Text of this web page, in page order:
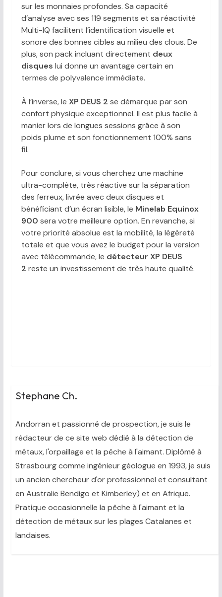
sur les monnaies profondes. Sa capacité
d’analyse avec ses 119 segments et sa réactivité
Multi-IQ facilitent l’identification visuelle et
sonore des bonnes cibles au milieu des clous. De
plus, son pack incluant directement deux
disques lui donne un avantage certain en
termes de polyvalence immédiate.
À l’inverse, le XP DEUS 2 se démarque par son
confort physique exceptionnel. Il est plus facile à
manier lors de longues sessions grâce à son
poids plume et son fonctionnement 100% sans
fil.
Pour conclure, si vous cherchez une machine
ultra-complète, très réactive sur la séparation
des ferreux, livrée avec deux disques et
bénéficiant d’un écran lisible, le Minelab Equinox
900 sera votre meilleure option. En revanche, si
votre priorité absolue est la mobilité, la légèreté
totale et que vous avez le budget pour la version
avec télécommande, le détecteur XP DEUS
2 reste un investissement de très haute qualité.
Stephane Ch.
Andorran et passionné de prospection, je suis le
rédacteur de ce site web dédié à la détection de
métaux, l'orpaillage et la pêche à l'aimant. Diplômé à
Strasbourg comme ingénieur géologue en 1993, je suis
un ancien chercheur d'or professionnel et consultant
en Australie Bendigo et Kimberley) et en Afrique.
Pratique occasionnelle la pêche à l'aimant et la
détection de métaux sur les plages Catalanes et
landaises.